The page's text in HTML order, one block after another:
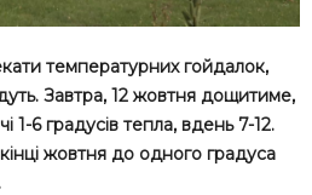
температурних гойдалок,
Завтра, 12 жовтня дощитиме,
1-6 градусів тепла, вдень 7-12.
жовтня до одного градуса